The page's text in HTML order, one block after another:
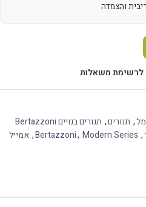
לרשימת משאלות
, תנורים, תנורים בנויים Bertazzoni
,
Bertazzoni, Modern Series
, אמייל